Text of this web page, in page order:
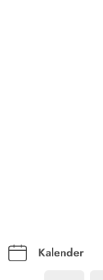
Kalender